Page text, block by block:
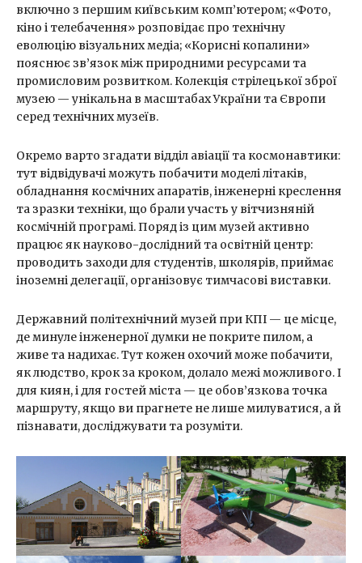
включно з першим київським комп’ютером; «Фото,
кіно і телебачення» розповідає про технічну
еволюцію візуальних медіа; «Корисні копалини»
пояснює зв’язок між природними ресурсами та
промисловим розвитком. Колекція стрілецької зброї
музею — унікальна в масштабах України та Європи
серед технічних музеїв.
Окремо варто згадати відділ авіації та космонавтики:
тут відвідувачі можуть побачити моделі літаків,
обладнання космічних апаратів, інженерні креслення
та зразки техніки, що брали участь у вітчизняній
космічній програмі. Поряд із цим музей активно
працює як науково-дослідний та освітній центр:
проводить заходи для студентів, школярів, приймає
іноземні делегації, організовує тимчасові виставки.
Державний політехнічний музей при КПІ — це місце,
де минуле інженерної думки не покрите пилом, а
живе та надихає. Тут кожен охочий може побачити,
як людство, крок за кроком, долало межі можливого. І
для киян, і для гостей міста — це обов’язкова точка
маршруту, якщо ви прагнете не лише милуватися, а й
пізнавати, досліджувати та розуміти.